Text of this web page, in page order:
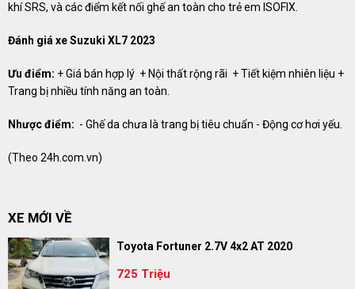
khí SRS, và các điểm kết nối ghế an toàn cho trẻ em ISOFIX.
Đánh giá xe Suzuki XL7 2023
Ưu điểm: + Giá bán hợp lý ​​​​​​​ + Nội thất rộng rãi ​​​​​​​ + Tiết kiệm nhiên liệu +
Trang bị nhiều tính năng an toàn.
Nhược điểm: ​​​​​​​ - Ghế da chưa là trang bị tiêu chuẩn - Động cơ hơi yếu.
(Theo 24h.com.vn)
XE MỚI VỀ
Toyota Fortuner 2.7V 4x2 AT 2020
725 Triệu